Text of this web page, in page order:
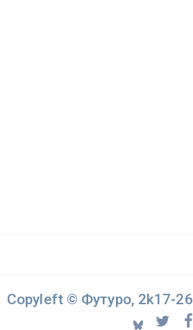
Copyleft © Футуро, 2k17-26